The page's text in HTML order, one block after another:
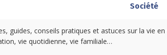
Société
guides, conseils pratiques et astuces sur la vie
vie quotidienne, vie familiale…